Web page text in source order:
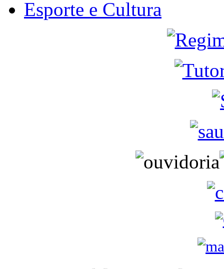
Esporte e Cultura